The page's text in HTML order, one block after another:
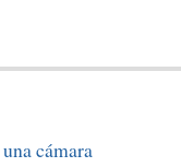
cámara